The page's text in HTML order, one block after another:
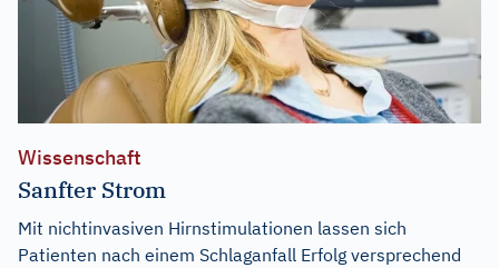
Wissenschaft
Sanfter Strom
Mit nichtinvasiven Hirnstimulationen lassen sich
Patienten nach einem Schlaganfall Erfolg versprechend